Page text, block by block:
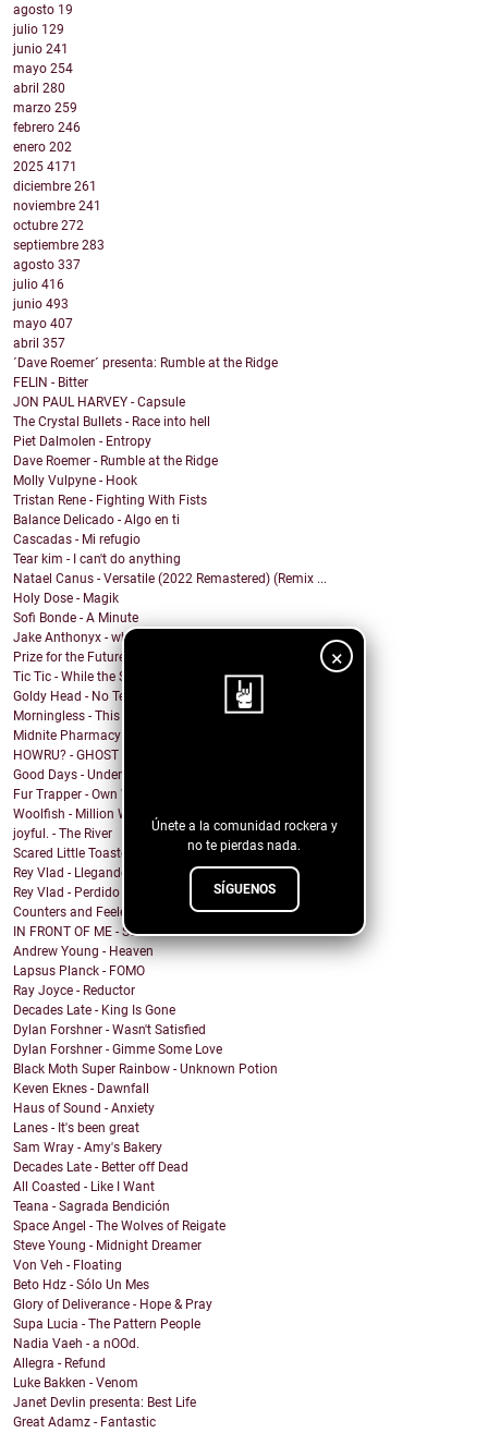
×
Únete a la comunidad rockera y
no te pierdas nada.
SÍGUENOS
agosto 19
julio 129
junio 241
mayo 254
abril 280
marzo 259
febrero 246
enero 202
2025 4171
diciembre 261
noviembre 241
octubre 272
septiembre 283
agosto 337
julio 416
junio 493
mayo 407
abril 357
´Dave Roemer´ presenta: Rumble at the Ridge
FELIN - Bitter
JON PAUL HARVEY - Capsule
The Crystal Bullets - Race into hell
Piet Dalmolen - Entropy
Dave Roemer - Rumble at the Ridge
Molly Vulpyne - Hook
Tristan Rene - Fighting With Fists
Balance Delicado - Algo en ti
Cascadas - Mi refugio
Tear kim - I can't do anything
Natael Canus - Versatile (2022 Remastered) (Remix ...
Holy Dose - Magik
Sofi Bonde - A Minute
Jake Anthonyx - what happened to yesterday?
Prize for the Future - Farewell
Tic Tic - While the Shadows Grow
Goldy Head - No Tengo Problema (Contigo)
Morningless - This Party
Midnite Pharmacy - Becoming
HOWRU? - GHOST
Good Days - Undertow
Fur Trapper - Own Worst Enemy
Woolfish - Million Ways
joyful. - The River
Scared Little Toaster - NO DECAF
Rey Vlad - Llegando al puerto
Rey Vlad - Perdido en altamar
Counters and Feelers - Golden Rule
IN FRONT OF ME - Screen Maniac
Andrew Young - Heaven
Lapsus Planck - FOMO
Ray Joyce - Reductor
Decades Late - King Is Gone
Dylan Forshner - Wasn't Satisfied
Dylan Forshner - Gimme Some Love
Black Moth Super Rainbow - Unknown Potion
Keven Eknes - Dawnfall
Haus of Sound - Anxiety
Lanes - It's been great
Sam Wray - Amy's Bakery
Decades Late - Better off Dead
All Coasted - Like I Want
Teana - Sagrada Bendición
Space Angel - The Wolves of Reigate
Steve Young - Midnight Dreamer
Von Veh - Floating
Beto Hdz - Sólo Un Mes
Glory of Deliverance - Hope & Pray
Supa Lucia - The Pattern People
Nadia Vaeh - a nOOd.
Allegra - Refund
Luke Bakken - Venom
Janet Devlin presenta: Best Life
Great Adamz - Fantastic